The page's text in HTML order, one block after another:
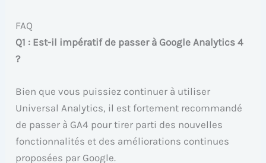
FAQ
Q1 : Est-il impératif de passer à Google Analytics 4
?
Bien que vous puissiez continuer à utiliser
Universal Analytics, il est fortement recommandé
de passer à GA4 pour tirer parti des nouvelles
fonctionnalités et des améliorations continues
proposées par Google.